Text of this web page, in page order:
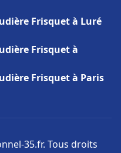
Frisquet à Luré
Frisquet à
Frisquet à Paris
35.fr. Tous droits